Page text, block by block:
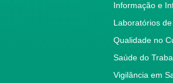
Informação e
Laboratórios
Qualidade no
Saúde do
Vigilância em